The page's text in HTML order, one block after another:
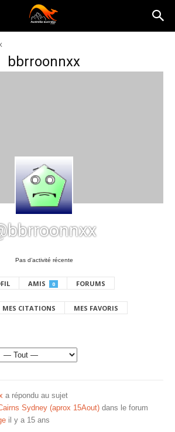
bbrroonnxx
Pas d’activité récente
AMIS 0 FORUMS
MES CITATIONS MES FAVORIS
a répondu au sujet
Sydney (aprox 15Aout) dans le forum
il y a 15 ans